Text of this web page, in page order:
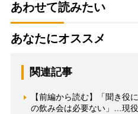
あわせて読みたい
あなたにオススメ
関連記事
【前編から読む】「聞き役
の飲み会は必要ない」…現